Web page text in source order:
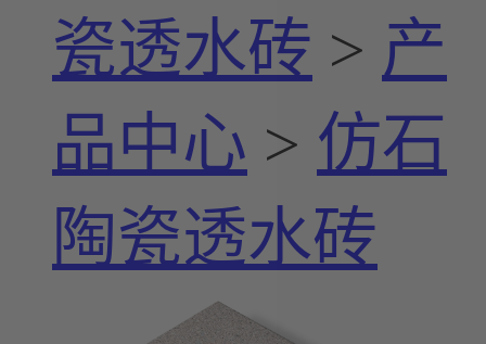
瓷透水砖 > 产
品中心 > 仿石
陶瓷透水砖